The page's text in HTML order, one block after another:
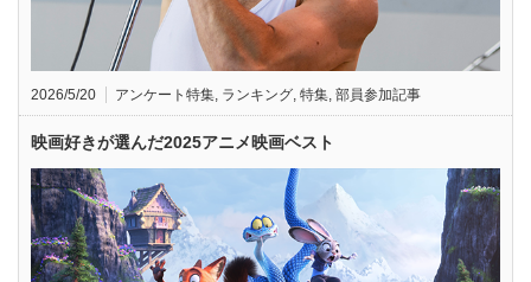
2026/5/20 アンケート特集 ランキング 特集 部員参加記事
映画好きが選んだ2025アニメ映画ベスト